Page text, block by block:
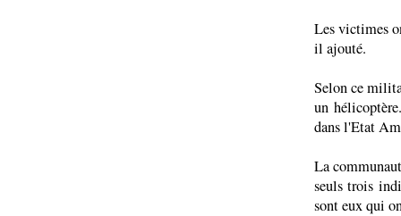
Les victimes
il ajouté.
Selon ce
un
dans l'Etat
La
seuls trois
sont eux qui